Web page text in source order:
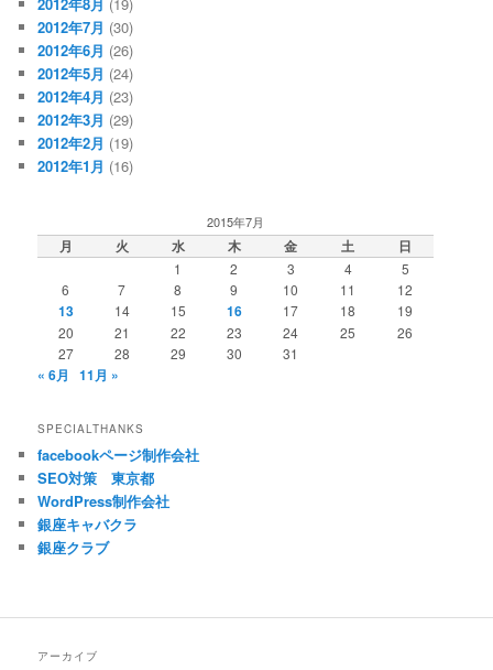
2012年8月 (19)
2012年7月 (30)
2012年6月 (26)
2012年5月 (24)
2012年4月 (23)
2012年3月 (29)
2012年2月 (19)
2012年1月 (16)
2015年7月
月 火 水 木 金 土 日
1 2 3 4
5
6
7 8 9 10 11 12
13 14 15 16 17 18
19
20
21 22 23 24 25
26
27
28 29 30 31
« 6月 11月 »
SPECIALTHANKS
facebookページ制作会社
SEO対策 東京都
WordPress制作会社
銀座キャバクラ
銀座クラブ
アーカイブ